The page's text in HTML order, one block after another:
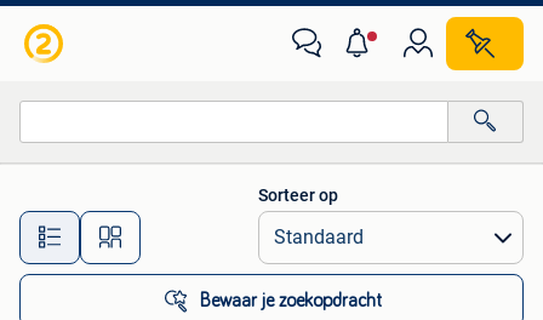
Alle afstanden…
Sorteer op
Bewaar je zoekopdracht